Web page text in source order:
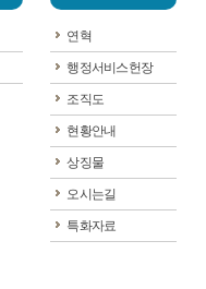
연혁
행정서비스헌장
조직도
현황안내
상징물
오시는길
특화자료